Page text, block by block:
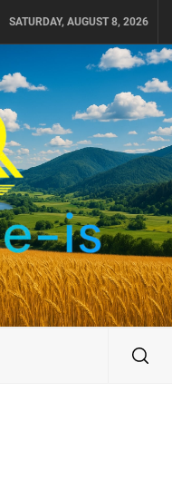
SATURDAY, AUGUST 8, 2026